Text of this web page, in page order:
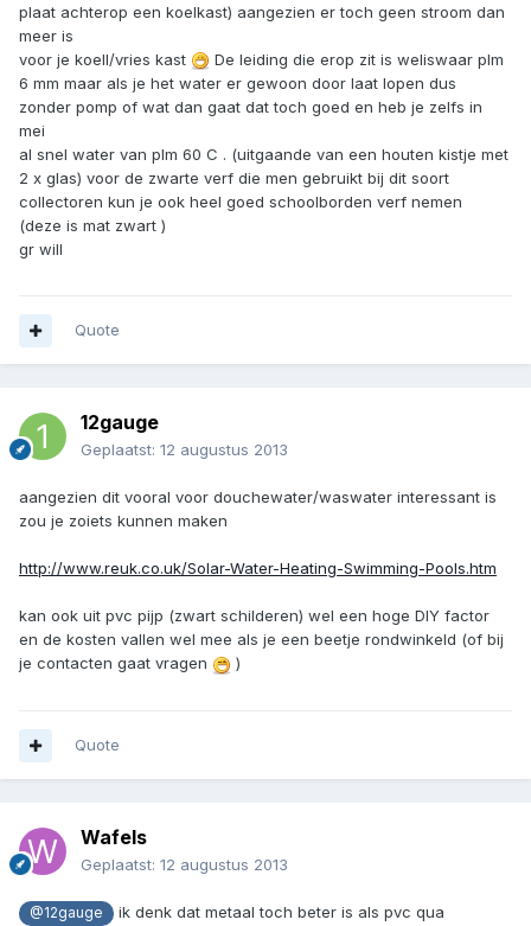
plaat achterop een koelkast) aangezien er toch geen stroom dan
meer is
voor je koell/vries kast
De leiding die erop zit is weliswaar plm
6 mm maar als je het water er gewoon door laat lopen dus
zonder pomp of wat dan gaat dat toch goed en heb je zelfs in
mei
al snel water van plm 60 C . (uitgaande van een houten kistje met
2 x glas) voor de zwarte verf die men gebruikt bij dit soort
collectoren kun je ook heel goed schoolborden verf nemen
(deze is mat zwart )
gr will
Quote
12gauge
Geplaatst: 12 augustus 2013
aangezien dit vooral voor douchewater/waswater interessant is
zou je zoiets kunnen maken
http://www.reuk.co.uk/Solar-Water-Heating-Swimming-Pools.htm
kan ook uit pvc pijp (zwart schilderen) wel een hoge DIY factor
en de kosten vallen wel mee als je een beetje rondwinkeld (of bij
je contacten gaat vragen
)
Quote
Wafels
Geplaatst: 12 augustus 2013
@12gauge
ik denk dat metaal toch beter is als pvc qua